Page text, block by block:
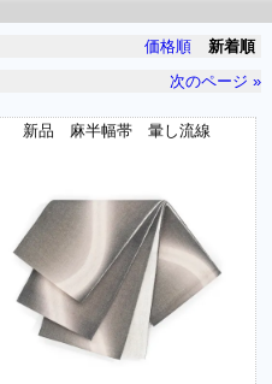
価格順
新着順
次のページ »
新品 麻半幅帯 暈し流線